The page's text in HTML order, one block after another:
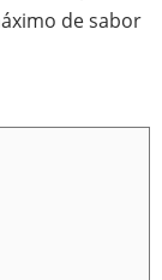
de sabor